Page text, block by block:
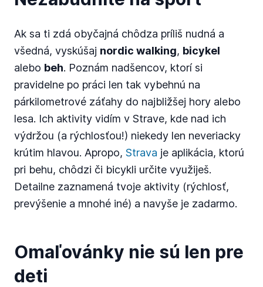
Ak sa ti zdá obyčajná chôdza príliš nudná a
všedná, vyskúšaj nordic walking, bicykel
alebo beh. Poznám nadšencov, ktorí si
pravidelne po práci len tak vybehnú na
párkilometrové záťahy do najbližšej hory alebo
lesa. Ich aktivity vidím v Strave, kde nad ich
výdržou (a rýchlosťou!) niekedy len neveriacky
krútim hlavou. Apropo, Strava je aplikácia, ktorú
pri behu, chôdzi či bicykli určite využiješ.
Detailne zaznamená tvoje aktivity (rýchlosť,
prevýšenie a mnohé iné) a navyše je zadarmo.
Omaľovánky nie sú len pre
deti